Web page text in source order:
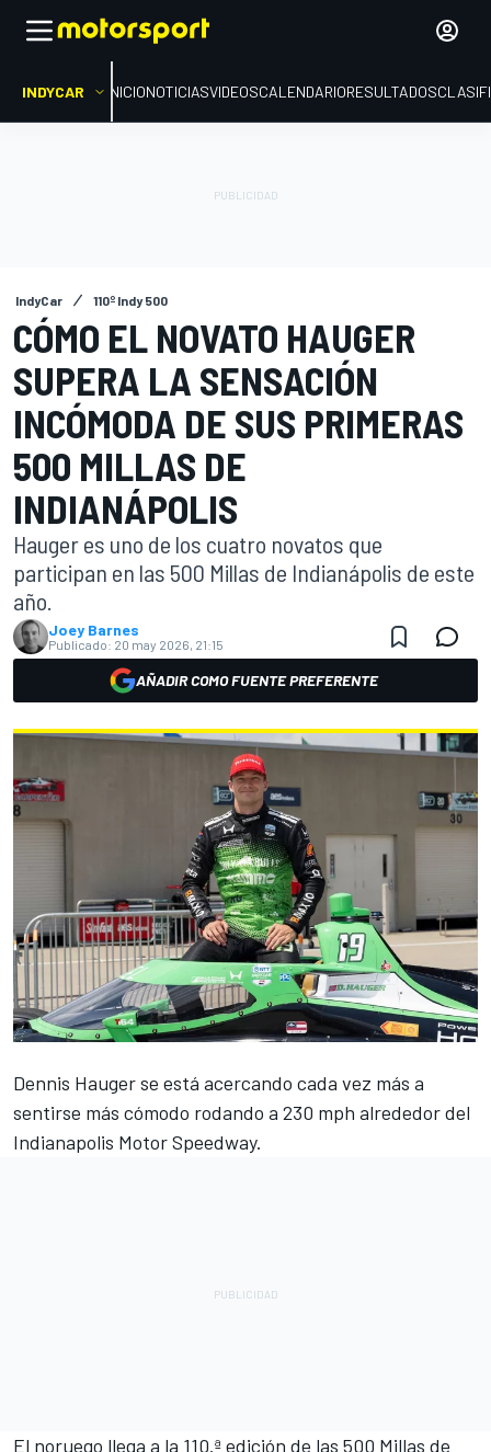
INDYCAR INICIONOTICIASVIDEOSCALENDARIORESULTADOS
IndyCar 110º Indy 500
CÓMO EL NOVATO HAUGER
SUPERA LA SENSACIÓN
INCÓMODA DE SUS PRIMERAS
500 MILLAS DE
INDIANÁPOLIS
Hauger es uno de los cuatro novatos que
participan en las 500 Millas de Indianápolis de este
año.
Joey Barnes
Publicado: 20 may 2026, 21:15
AÑADIR COMO FUENTE PREFERENTE
Dennis Hauger se está acercando cada vez más a
sentirse más cómodo rodando a 230 mph alrededor del
Indianapolis Motor Speedway.
El noruego llega a la 110.ª edición de las 500 Millas de